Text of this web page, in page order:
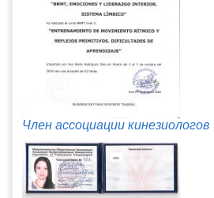
Член ассоциации кинезиологов